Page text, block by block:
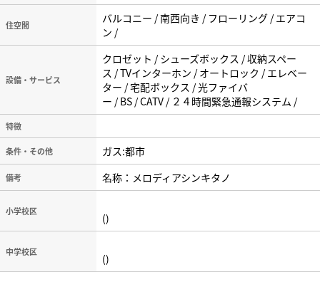
住空間
バルコニー / 南西向き / フローリング / エアコ
ン /
設備・サービス
クロゼット / シューズボックス / 収納スペー
ス / TVインターホン / オートロック / エレベー
ター / 宅配ボックス / 光ファイバ
ー / BS / CATV / ２４時間緊急通報システム /
特徴
条件・その他 ガス:都市
備考 名称：メロディアシンキタノ
小学校区 ()
中学校区 ()